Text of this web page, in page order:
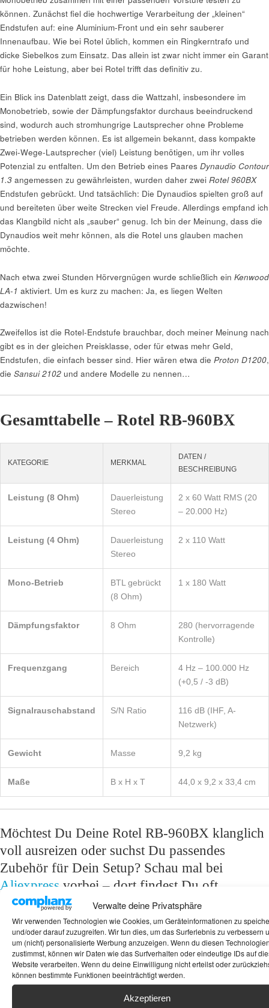
Verwalte deine Privatsphäre
Wir verwenden Technologien wie Cookies, um Geräteinformationen zu
und/oder darauf zuzugreifen. Wir tun dies, um das Surferlebnis zu verbessern
um (nicht) personalisierte Werbung anzuzeigen. Wenn du diesen
zustimmst, können wir Daten wie das Surfverhalten oder eindeutige IDs auf
Website verarbeiten. Wenn du deine Einwilligung nicht erteilst oder
können bestimmte Funktionen beeinträchtigt werden.
Akzeptieren
können. Zunächst fiel die hochwertige Verarbeitung der „kleinen“
Endstufen auf: eine Aluminium-Front und ein sehr sauberer
Innenaufbau. Wie bei Rotel üblich, kommen ein Ringkerntrafo und
dicke Siebelkos zum Einsatz. Das allein ist zwar nicht immer ein Garant
für hohe Leistung, aber bei Rotel trifft das definitiv zu.
Ein Blick ins Datenblatt zeigt, dass die Wattzahl, insbesondere im
Monobetrieb, sowie der Dämpfungsfaktor durchaus beeindruckend
sind, wodurch auch stromhungrige Lautsprecher ohne Probleme
betrieben werden können. Es ist allgemein bekannt, dass kompakte
Zwei-Wege-Lautsprecher (viel) Leistung benötigen, um ihr volles
Potenzial zu entfalten. Um den Betrieb eines Paares Dynaudio Contour
1.3 angemessen zu gewährleisten, wurden daher zwei Rotel 960BX
Endstufen gebrückt. Und tatsächlich: Die Dynaudios spielten groß auf
und bereiteten über weite Strecken viel Freude. Allerdings empfand ich
das Klangbild nicht als „sauber“ genug. Ich bin der Meinung, dass die
Dynaudios weit mehr können, als die Rotel uns glauben machen
möchte.
Nach etwa zwei Stunden Hörvergnügen wurde schließlich ein Kenwood
LA-1 aktiviert. Um es kurz zu machen: Ja, es liegen Welten
dazwischen!
Zweifellos ist die Rotel-Endstufe brauchbar, doch meiner Meinung nach
gibt es in der gleichen Preisklasse, oder für etwas mehr Geld,
Endstufen, die einfach besser sind. Hier wären etwa die Proton D1200,
die Sansui 2102 und andere Modelle zu nennen…
Gesamttabelle – Rotel RB-960BX
KATEGORIE MERKMAL
DATEN /
BESCHREIBUNG
Leistung (8 Ohm)
Dauerleistung
Stereo
2 x 60 Watt RMS (20
– 20.000 Hz)
Leistung (4 Ohm)
Dauerleistung
Stereo
2 x 110 Watt
Mono-Betrieb
BTL gebrückt
(8 Ohm)
1 x 180 Watt
Dämpfungsfaktor 8 Ohm
280 (hervorragende
Kontrolle)
Frequenzgang Bereich
4 Hz – 100.000 Hz
(+0,5 / -3 dB)
Signalrauschabstand S/N Ratio
116 dB (IHF, A-
Netzwerk)
Gewicht Masse 9,2 kg
Maße B x H x T 44,0 x 9,2 x 33,4 cm
Möchtest Du Deine Rotel RB-960BX klanglich
voll ausreizen oder suchst Du passendes
Zubehör für Dein Setup? Schau mal bei
Aliexpress vorbei – dort findest Du oft
hochwertige Cinch-Kabelfür eine saubere
Signalübertragung von der Vorstufe, massive
Lautsprecherkabelfür Deine Dynaudio
Lautsprecher oder spezielle Reinigungs-Sets für
die Pflege der Aluminium-Front Deiner Rotel
Endstufe!